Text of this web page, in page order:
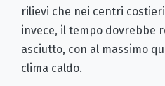
rilievi che nei centri
invece, il tempo dovrebbe
asciutto, con al massimo
clima caldo.